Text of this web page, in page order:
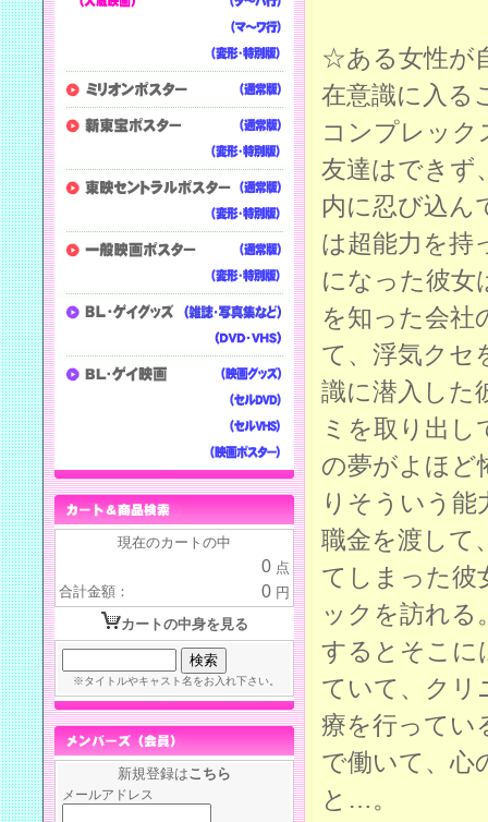
☆ある女性が
在意識に入る
コンプレック
友達はできず
内に忍び込ん
は超能力を持
になった彼女
を知った会社
て、浮気クセ
識に潜入した
ミを取り出
の夢がよほど
りそういう能
職金を渡して
てしまった彼
ックを訪れる
するとそこに
ていて、クリ
療を行ってい
で働いて、心
と…。
現在のカートの中
0 点
合計金額：
0 円
カートの中身を見る
※タイトルやキャスト名をお入れ下さい。
新規登録はこちら
メールアドレス